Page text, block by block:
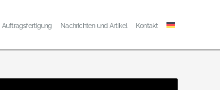
Auftragsfertigung Nachrichten und Artikel Kontakt